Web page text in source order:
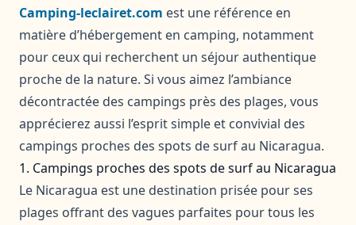
Camping-leclairet.com est une référence en
matière d’hébergement en camping, notamment
pour ceux qui recherchent un séjour authentique
proche de la nature. Si vous aimez l’ambiance
décontractée des campings près des plages, vous
apprécierez aussi l’esprit simple et convivial des
campings proches des spots de surf au Nicaragua.
1. Campings proches des spots de surf au Nicaragua
Le Nicaragua est une destination prisée pour ses
plages offrant des vagues parfaites pour tous les